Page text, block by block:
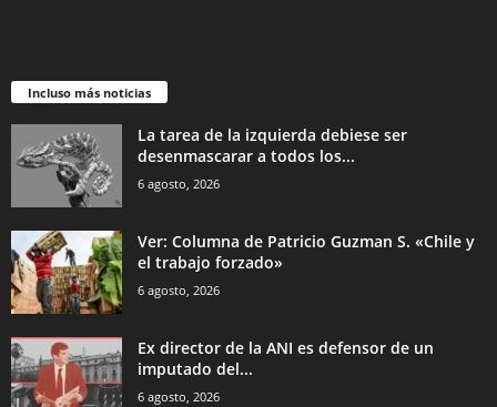
Incluso más noticias
La tarea de la izquierda debiese ser
desenmascarar a todos los...
6 agosto, 2026
Ver: Columna de Patricio Guzman S. «Chile y
el trabajo forzado»
6 agosto, 2026
Ex director de la ANI es defensor de un
imputado del...
6 agosto, 2026